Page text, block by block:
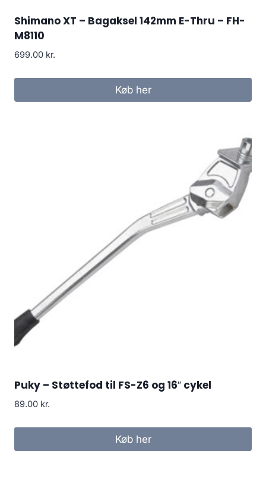
Shimano XT – Bagaksel 142mm E-Thru – FH-
M8110
699.00 kr.
Køb her
Puky – Støttefod til FS-Z6 og 16″ cykel
89.00 kr.
Køb her